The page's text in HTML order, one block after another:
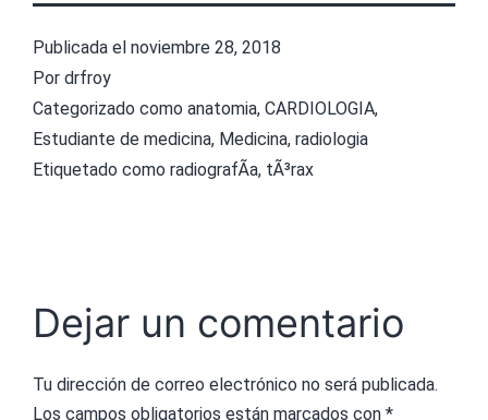
Publicada el noviembre 28, 2018
Por drfroy
Categorizado como anatomia, CARDIOLOGIA,
Estudiante de medicina, Medicina, radiologia
Etiquetado como radiografÃ­a, tÃ³rax
Dejar un comentario
Tu dirección de correo electrónico no será publicada.
Los campos obligatorios están marcados con *